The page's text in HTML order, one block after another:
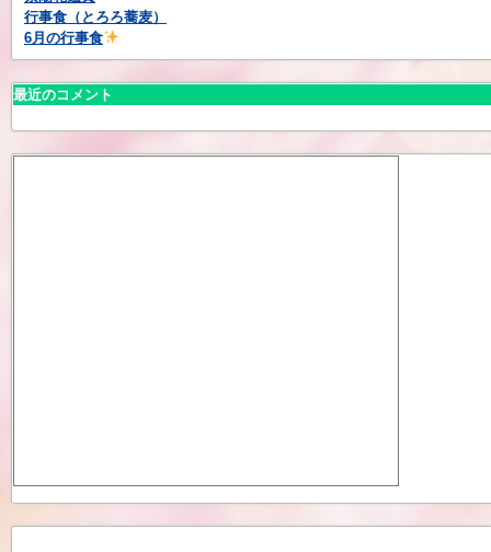
行事食（とろろ蕎麦）
6月の行事食
最近のコメント